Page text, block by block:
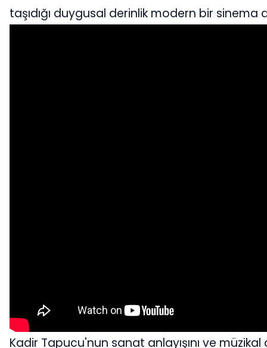
taşıdığı duygusal derinlik modern bir sinema
Kadir Tapucu'nun sanat anlayışını ve